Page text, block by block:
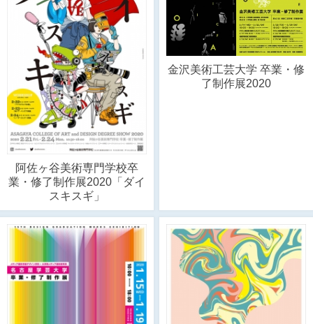
阿佐ヶ谷美術専門学校卒
業・修了制作展2020「ダイ
スキスギ」
金沢美術工芸大学 卒業・修
了制作展2020